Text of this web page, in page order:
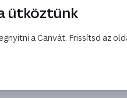
ütköztünk
a Canvát. Frissítsd az